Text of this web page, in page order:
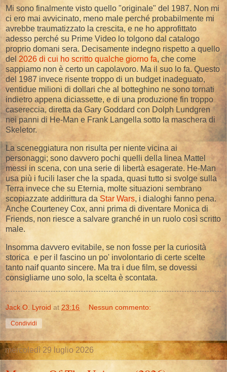
Mi sono finalmente visto quello "originale" del 1987. Non mi
ci ero mai avvicinato, meno male perché probabilmente mi
avrebbe traumatizzato la crescita, e ne ho approfittato
adesso perché su Prime Video lo tolgono dal catalogo
proprio domani sera. Decisamente indegno rispetto a quello
del 2026 di cui ho scritto qualche giorno fa, che come
sappiamo non è certo un capolavoro. Ma il suo lo fa. Questo
del 1987 invece risente troppo di un budget inadeguato,
ventidue milioni di dollari che al botteghino ne sono tornati
indietro appena diciassette, e di una produzione fin troppo
casereccia, diretta da Gary Goddard con Dolph Lundgren
nei panni di He-Man e Frank Langella sotto la maschera di
Skeletor.
La sceneggiatura non risulta per niente vicina ai
personaggi; sono davvero pochi quelli della linea Mattel
messi in scena, con una serie di libertà esagerate. He-Man
usa più i fucili laser che la spada, quasi tutto si svolge sulla
Terra invece che su Eternia, molte situazioni sembrano
scopiazzate addirittura da Star Wars, i dialoghi fanno pena.
Anche Courteney Cox, anni prima di diventare Monica di
Friends, non riesce a salvare granché in un ruolo così scritto
male.
Insomma davvero evitabile, se non fosse per la curiosità
storica e per il fascino un po' involontario di certe scelte
tanto naif quanto sincere. Ma tra i due film, se dovessi
consigliarne uno solo, la scelta è scontata.
Jack O. Lyroid at 23:16 Nessun commento:
Condividi
mercoledì 29 luglio 2026